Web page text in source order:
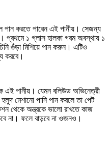
পান করতে পারেন এই পানীয়। সেজন্য
প্রথমে ১ গ্লাস হালকা গরম অবস্থায় ১
গুঁড়া মিশিয়ে পান করুন। এটিও
করবে।
এই পানীয়। যেমন বলিউড অভিনেত্রী
মেশানো পানি পান করলে তা পেট
থেকে অন্ত্রকে ভালো রাখতে কাজ
না। ফলে বাড়বে না ওজনও।